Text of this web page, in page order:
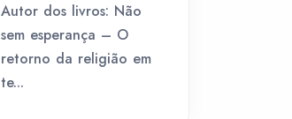
Autor dos livros: Não
sem esperança – O
retorno da religião em
te...